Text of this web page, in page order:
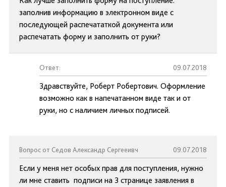
заполнив информацию в электронном виде с
последующей распечататкой документа или
распечатать форму и заполнить от руки?
Ответ: 09.07.2018
Здравствуйте, Роберт Робертович. Оформление
возможно как в напечатанном виде так и от
руки, но с наличием личных подписей.
Вопрос от Седов Александр Сергееивч 09.07.2018
Если у меня нет особых прав для поступления, нужно
ли мне ставить подписи на 3 странице заявления в